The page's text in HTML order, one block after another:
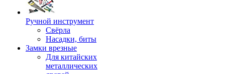
Ручной инструмент
Свёрла
Насадки, биты
Замки врезные
Для китайских
металлических